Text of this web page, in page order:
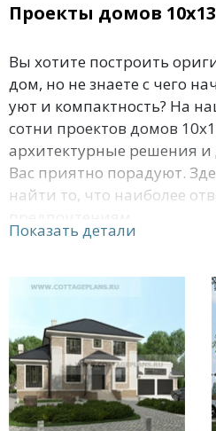
Проекты домов
Вы хотите построить
дом, но не знаете с чего
уют и компактность? На
сотни проектов домов
архитектурные решения
Вас приятно порадуют.
найти то, что наиболее
материалы по низким
ассортимент,
внимательное отношение
клиентам
Звоните нам на
узнавайте подробности у
Показать детали